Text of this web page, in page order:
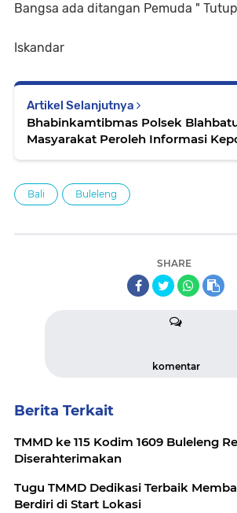
Bangsa ada ditangan Pemuda "
Iskandar
Artikel Selanjutnya
Bhabinkamtibmas Polsek
Masyarakat Peroleh Informasi
Bali Buleleng
SHARE
komentar
Berita Terkait
TMMD ke 115 Kodim 1609 Buleleng
Diserahterimakan
Tugu TMMD Dedikasi Terbaik
Berdiri di Start Lokasi